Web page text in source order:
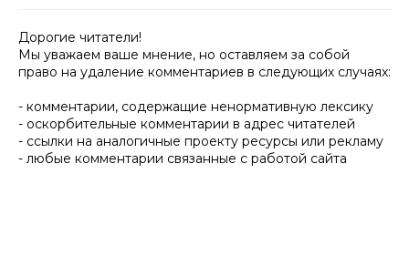
Дорогие читатели!
Мы уважаем ваше мнение, но оставляем за собой
право на удаление комментариев в следующих случаях:
- комментарии, содержащие ненормативную лексику
- оскорбительные комментарии в адрес читателей
- ссылки на аналогичные проекту ресурсы или рекламу
- любые комментарии связанные с работой сайта